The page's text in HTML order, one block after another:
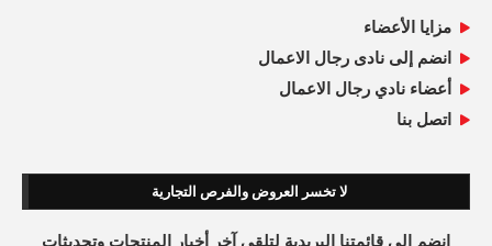
مزايا الأعضاء
انضم إلى نادى رجال الاعمال
أعضاء نادي رجال الاعمال
اتصل بنا
لا تخسر العروض والفرص التجارية
انضم إلى قائمتنا البريدية لتلقي آخر أخبار المنتجات وتحديثات